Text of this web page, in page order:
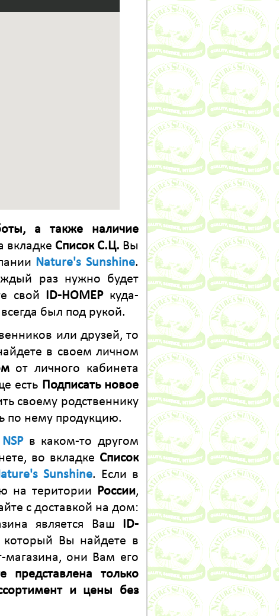
а также наличие
вкладке Список С.Ц. Вы
Nature's Sunshine.
раз нужно будет
свой ID-НОМЕРкуда-
был под рукой.
или друзей, то
в своем личном
от личного кабинета
есть Подписать новое
своему родственнику
по нему продукцию.
NSPв каком-то другом
во вкладке Список
Sunshine. Если в
на територии России,
с доставкой на дом:
является Ваш ID-
который Вы найдете в
магазина, они Вам его
только
и цены без